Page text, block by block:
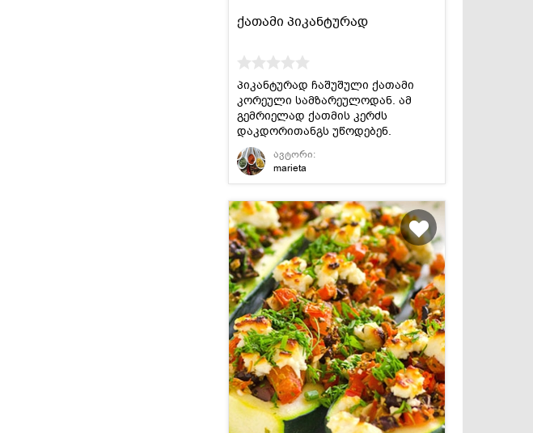
ქათამი პიკანტურად
პიკანტურად ჩაშუშული ქათამი
კორეული სამზარეულოდან. ამ
გემრიელად ქათმის კერძს
დაკდორითანგს უწოდებენ.
ავტორი:
marieta